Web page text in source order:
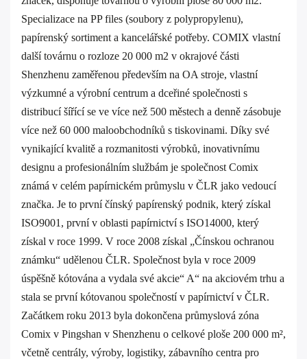
Specializace na PP files (soubory z polypropylenu),
papírenský sortiment a kancelářské potřeby. COMIX vlastní
další továrnu o rozloze 20 000 m2 v okrajové části
Shenzhenu zaměřenou především na OA stroje, vlastní
výzkumné a výrobní centrum a dceřiné společnosti s
distribucí šířící se ve více než 500 městech a denně zásobuje
více než 60 000 maloobchodníků s tiskovinami. Díky své
vynikající kvalitě a rozmanitosti výrobků, inovativnímu
designu a profesionálním službám je společnost Comix
známá v celém papírnickém průmyslu v ČLR jako vedoucí
značka. Je to první čínský papírenský podnik, který získal
ISO9001, první v oblasti papírnictví s ISO14000, který
získal v roce 1999. V roce 2008 získal „Čínskou ochranou
známku“ udělenou ČLR. Společnost byla v roce 2009
úspěšně kótována a vydala své akcie“ A“ na akciovém trhu a
stala se první kótovanou společností v papírnictví v ČLR.
Začátkem roku 2013 byla dokončena průmyslová zóna
Comix v Pingshan v Shenzhenu o celkové ploše 200 000 m²,
včetně centrály, výroby, logistiky, zábavního centra pro